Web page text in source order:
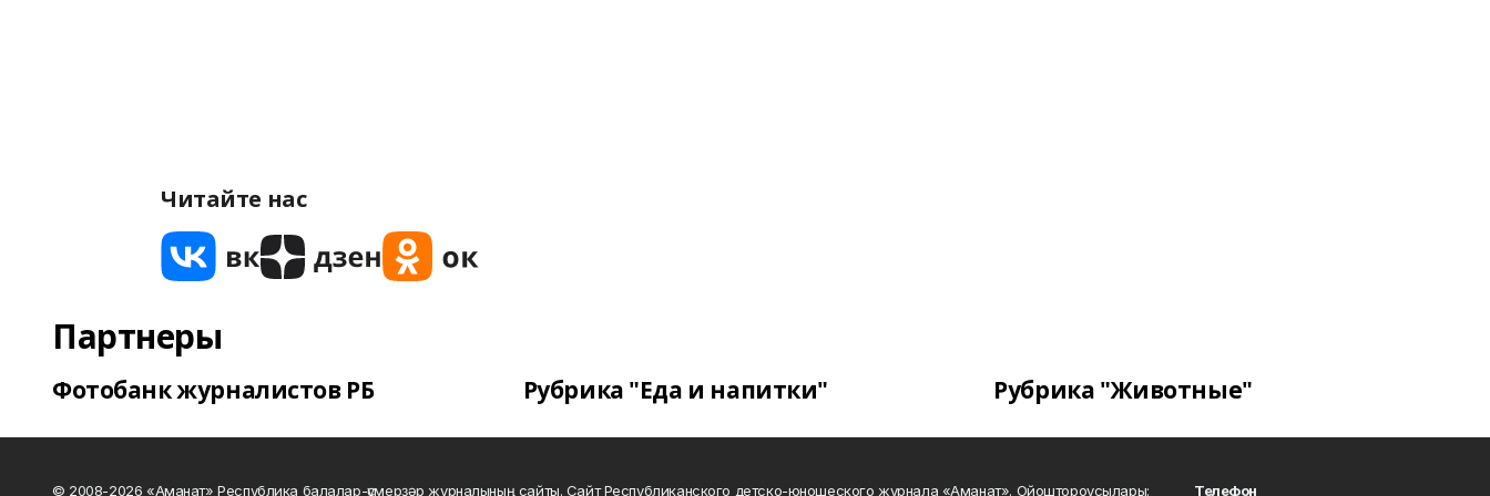
Читайте нас
Партнеры
Фотобанк журналистов РБ Рубрика "Еда и напитки" Рубрика "Животные"
© 2008-2026 «Аманат» Республика балалар-үҫмерҙәр журналының сайты. Сайт Республиканского детско-юношеского журнала «Аманат». Ойоштороусылары: Телефон